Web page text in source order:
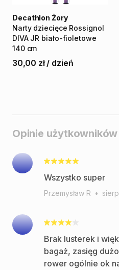
Narty dziecięce Rossignol
DIVA JR biało-fioletowe
140 cm
Decathlon Żory
30,00 zł / dzień
Opinie
Wszystko super
Przemysław R •
Brak lusterek i
bagaż, zasięg
rower ogólnie ok